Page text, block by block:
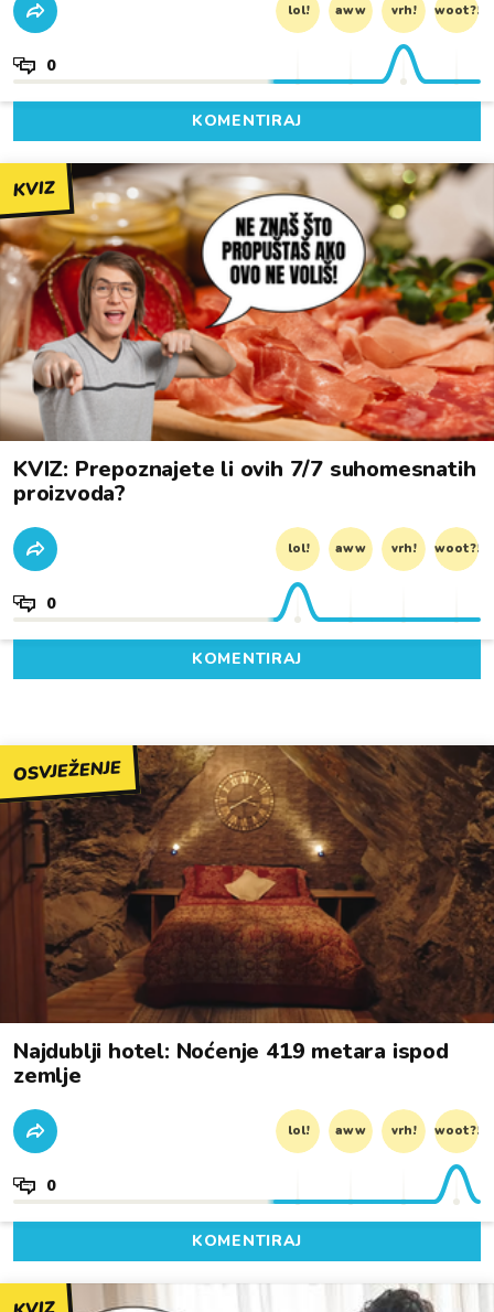
lol! aww vrh! woot?!
0
KOMENTIRAJ
KVIZ
KVIZ: Prepoznajete li ovih 7/7 suhomesnatih
proizvoda?
lol! aww vrh! woot?!
0
KOMENTIRAJ
OSVJEŽENJE
Najdublji hotel: Noćenje 419 metara ispod
zemlje
lol! aww vrh! woot?!
0
KOMENTIRAJ